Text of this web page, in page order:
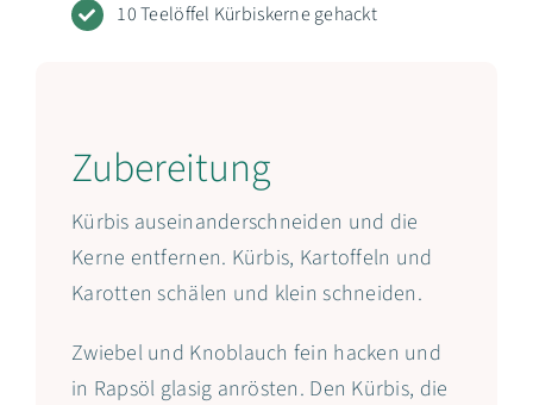
10 Teelöffel Kürbiskerne gehackt
Zubereitung
Kürbis auseinanderschneiden und die
Kerne entfernen. Kürbis, Kartoffeln und
Karotten schälen und klein schneiden.
Zwiebel und Knoblauch fein hacken und
in Rapsöl glasig anrösten. Den Kürbis, die